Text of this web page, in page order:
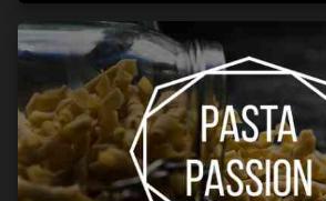
Glücksgefühl. Wir nehmen Sie mit in die Welt der
wunderbaren Köstlichkeiten voller Hingabe hergestellt und
dürfen natürlich auch Bier, Gin und weitere Spirituosen
regionale Manufakturen und weltweit bekannte
erlesende Spezialitäten mit unvergleichlichem
Einblicke in die Geschichten und Geheimnisse hinter den